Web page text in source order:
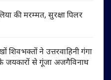
की मरम्मत, सुरक्षा पिलर
शिवभक्तों ने उत्तरवाहिनी गंगा
जयकारों से गूंजा अजगैविनाथ